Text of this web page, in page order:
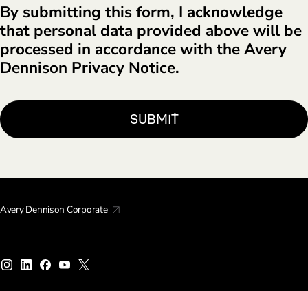
By submitting this form, I acknowledge
that personal data provided above will be
processed in accordance with the Avery
Dennison Privacy Notice.
Avery Dennison Corporate